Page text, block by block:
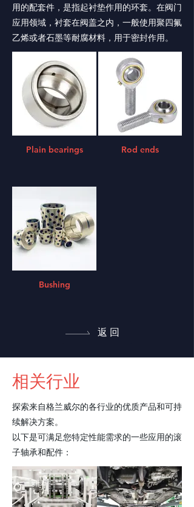
用的配套件，是指起衬垫作用的环套。在阀门
应用领域，衬套在阀盖之内，一般使用聚四氟
乙烯或者石墨等耐腐材料，用于密封作用。
Plain bearings Rod ends
Bushing
返回
相关行业
探索来自格兰威尔的各行业的优质产品和可持
续解决方案。
以下是可满足您特定性能需求的一些应用的滚
子轴承和配件：